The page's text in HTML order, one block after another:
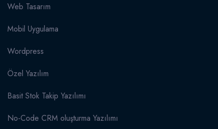
Web Tasarım
Mobil Uygulama
Wordpress
Özel Yazılım
Basit Stok Takip Yazılımı
No-Code CRM oluşturma Yazılımı